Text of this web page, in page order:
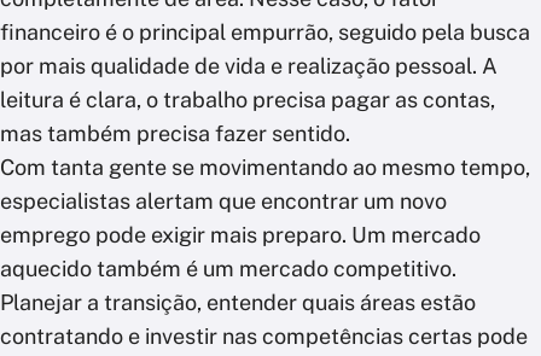
financeiro é o principal empurrão, seguido pela busca
por mais qualidade de vida e realização pessoal. A
leitura é clara, o trabalho precisa pagar as contas,
mas também precisa fazer sentido.
Com tanta gente se movimentando ao mesmo tempo,
especialistas alertam que encontrar um novo
emprego pode exigir mais preparo. Um mercado
aquecido também é um mercado competitivo.
Planejar a transição, entender quais áreas estão
contratando e investir nas competências certas pode